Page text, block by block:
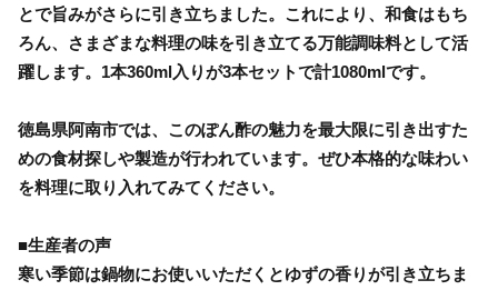
とで旨みがさらに引き立ちました。これにより、和食はもち
ろん、さまざまな料理の味を引き立てる万能調味料として活
躍します。1本360ml入りが3本セットで計1080mlです。
徳島県阿南市では、このぽん酢の魅力を最大限に引き出すた
めの食材探しや製造が行われています。ぜひ本格的な味わい
を料理に取り入れてみてください。
■生産者の声
寒い季節は鍋物にお使いいただくとゆずの香りが引き立ちま